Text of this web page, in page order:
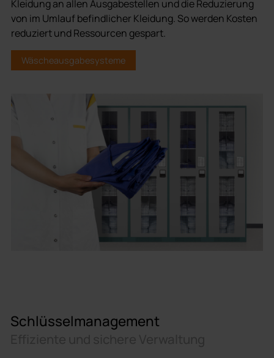
Kleidung an allen Ausgabestellen und die Reduzierung
von im Umlauf befindlicher Kleidung. So werden Kosten
reduziert und Ressourcen gespart.
Wäscheausgabesysteme
Schlüsselmanagement